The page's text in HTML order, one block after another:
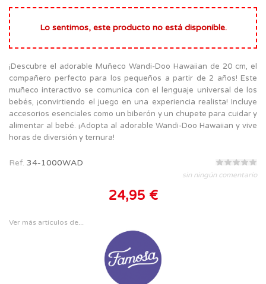
Lo sentimos, este producto no está disponible.
¡Descubre el adorable Muñeco Wandi-Doo Hawaiian de 20 cm, el
compañero perfecto para los pequeños a partir de 2 años! Este
muñeco interactivo se comunica con el lenguaje universal de los
bebés, ¡convirtiendo el juego en una experiencia realista! Incluye
accesorios esenciales como un biberón y un chupete para cuidar y
alimentar al bebé. ¡Adopta al adorable Wandi-Doo Hawaiian y vive
horas de diversión y ternura!
Ref. 34-1000WAD
sin ningún comentario
24,95 €
Ver más artículos de...